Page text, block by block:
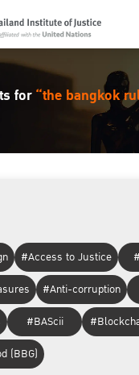
for“the bangkok
#Access to Justice
#Anti-corruption
#BAScii
(BBG)